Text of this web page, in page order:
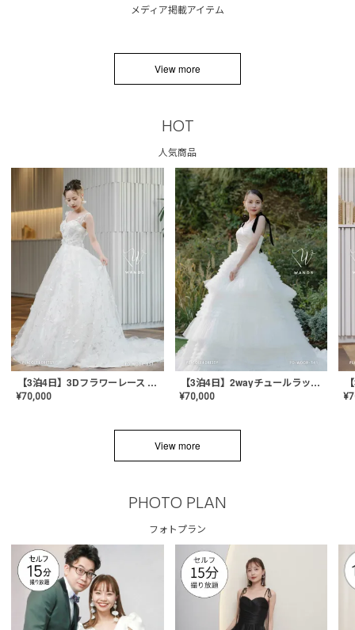
メディア掲載アイテム
View more
HOT
人気商品
【3泊4日】3Dフラワーレース ドレス〈PD-WDOR-331〉
¥70,000
【3泊4日】2wayチュールラッフルドレス〈PD-WDOR-341RTL〉
¥70,000 ¥
View more
PHOTO PLAN
フォトプラン